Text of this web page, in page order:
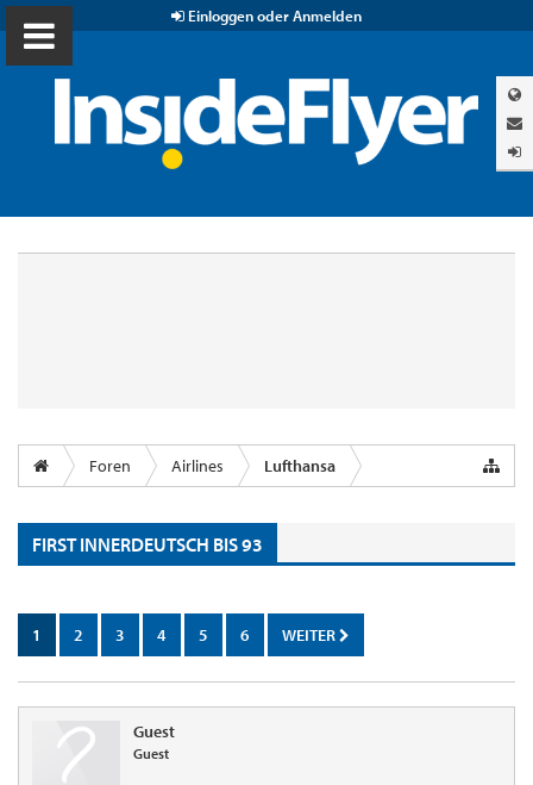
Einloggen oder Anmelden
Foren Airlines Lufthansa
FIRST INNERDEUTSCH BIS 93
1 2 3 4 5 6 WEITER
Guest
Guest